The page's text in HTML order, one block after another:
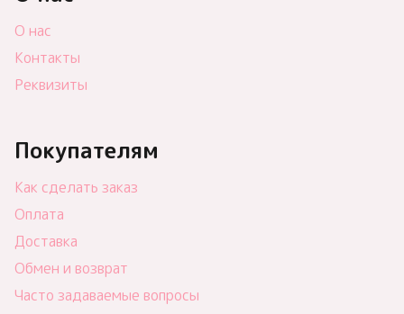
О нас
Контакты
Реквизиты
Покупателям
Как сделать заказ
Оплата
Доставка
Обмен и возврат
Часто задаваемые вопросы